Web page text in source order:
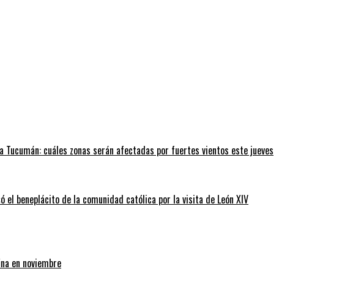
cuáles zonas serán afectadas por fuertes vientos este jueves
el beneplácito de la comunidad católica por la visita de León XIV
en noviembre